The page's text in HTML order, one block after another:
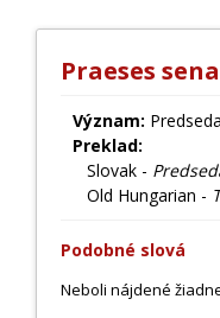
Praeses
Význam:
Preklad:
Slovak -
Old Hungarian -
Podobné slová
Neboli nájdené